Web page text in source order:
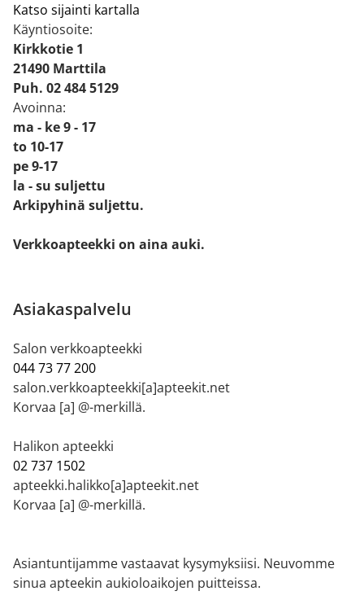
Katso sijainti kartalla
Käyntiosoite:
Kirkkotie 1
21490 Marttila
Puh. 02 484 5129
Avoinna:
ma - ke 9 - 17
to 10-17
pe 9-17
la - su suljettu
Arkipyhinä suljettu.
Verkkoapteekki on aina auki.
Asiakaspalvelu
Salon verkkoapteekki
044 73 77 200
salon.verkkoapteekki[a]apteekit.net
Korvaa [a] @-merkillä.
Halikon apteekki
02 737 1502
apteekki.halikko[a]apteekit.net
Korvaa [a] @-merkillä.
Asiantuntijamme vastaavat kysymyksiisi. Neuvomme
sinua apteekin aukioloaikojen puitteissa.